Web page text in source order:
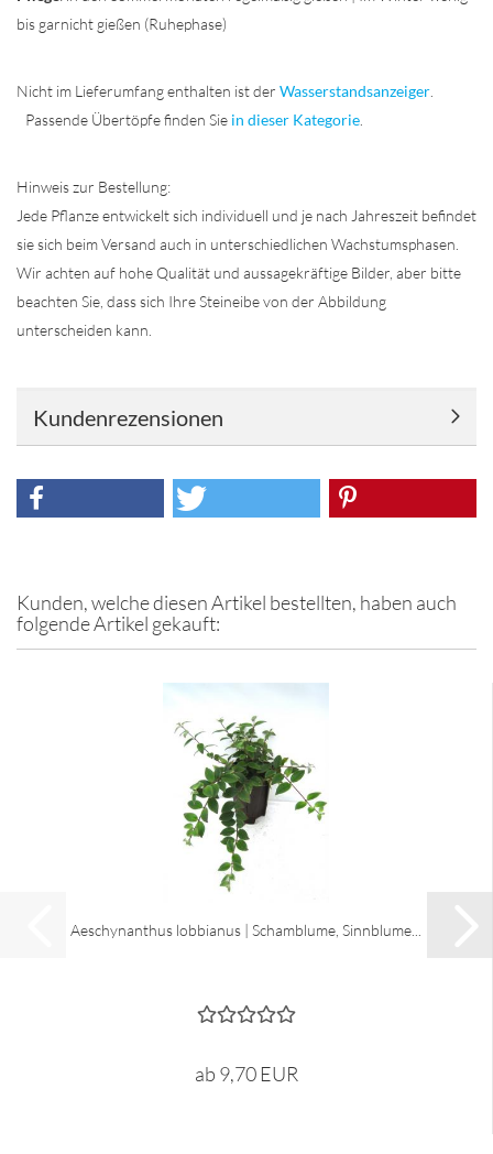
bis garnicht gießen (Ruhephase)
Nicht im Lieferumfang enthalten ist der Wasserstandsanzeiger
Passende Übertöpfe finden Sie in dieser Kategorie
Hinweis zur Bestellung:
Jede Pflanze entwickelt sich individuell und je nach Jahreszeit befindet
sie sich beim Versand auch in unterschiedlichen Wachstumsphasen.
Wir achten auf hohe Qualität und aussagekräftige Bilder, aber bitte
beachten Sie, dass sich Ihre Steineibe von der Abbildung
unterscheiden kann.
Kundenrezensionen
Kunden, welche diesen Artikel bestellten, haben auch
folgende Artikel gekauft:
Aeschynanthus lobbianus | Schamblume, Sinnblume...
ab 9,70 EUR